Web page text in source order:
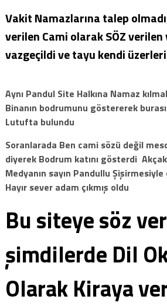
Vakit Namazlarına talep
verilen Cami olarak SÖZ verilen
vazgeçildi ve tayu kendi
Aynı Pandul Site Halkına Namaz
Binanın bodrumunu göstererek
Lutufta bulundu
Soranlarada Ben cami sözü değil
diyerek Bodrum katını gösterdi
Medyanın sayın Pandullu
Hayır sever adam çıkmış oldu
Bu siteye söz
şimdilerde Dil
Olarak Kiraya